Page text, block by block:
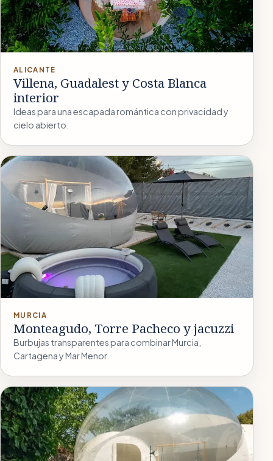
ALICANTE
Villena, Guadalest y Costa Blanca
interior
Ideas para una escapada romántica con privacidad y
cielo abierto.
MURCIA
Monteagudo, Torre Pacheco y jacuzzi
Burbujas transparentes para combinar Murcia,
Cartagena y Mar Menor.